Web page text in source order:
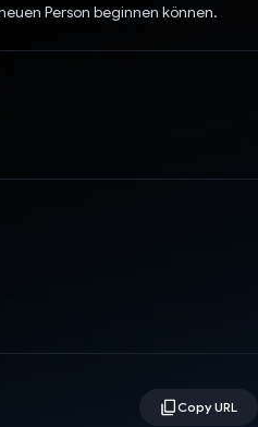
Person beginnen können.